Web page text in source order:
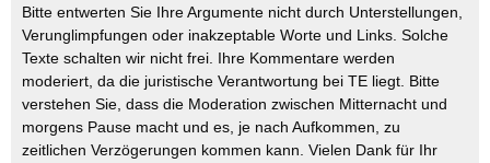
Bitte entwerten Sie Ihre Argumente nicht durch Unterstellungen,
Verunglimpfungen oder inakzeptable Worte und Links. Solche
Texte schalten wir nicht frei. Ihre Kommentare werden
moderiert, da die juristische Verantwortung bei TE liegt. Bitte
verstehen Sie, dass die Moderation zwischen Mitternacht und
morgens Pause macht und es, je nach Aufkommen, zu
zeitlichen Verzögerungen kommen kann. Vielen Dank für Ihr